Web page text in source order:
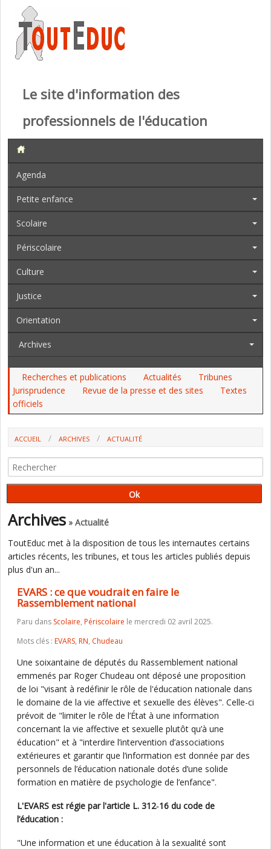
Le site d'information des
professionnels de l'éducation
Agenda
Petite enfance
Scolaire
Périscolaire
Culture
Justice
Orientation
Archives
Recherches et publications Actualités
Tribunes
Jurisprudence
Revue de la presse et des sites
Textes
officiels
ACCUEIL ARCHIVES
ACTUALITÉ
Archives » Actualité
ToutEduc met à la disposition de tous les internautes certains
articles récents, les tribunes, et tous les articles publiés depuis
plus d'un an...
EVARS : ce que voudrait en faire le
Rassemblement national
Paru dans Scolaire, Périscolaire le mercredi 02 avril 2025.
Mots clés : EVARS, RN, Chudeau
Une soixantaine de députés du Rassemblement national
emmenés par Roger Chudeau ont déposé une proposition
de loi "visant à redéfinir le rôle de l'éducation nationale dans
le domaine de la vie affective et sexuelle des élèves". Celle-ci
prévoit de "limiter le rôle de l’État à une information
concernant la vie affective et sexuelle plutôt qu’à une
éducation" et à "interdire l’intervention d’associations
extérieures et garantir que l’information est donnée par des
personnels de l’éducation nationale dotés d’une solide
formation en matière de psychologie de l’enfance".
L'EVARS est régie par l'article L. 312‑16 du code de
l’éducation :
"Une information et une éducation à la sexualité sont